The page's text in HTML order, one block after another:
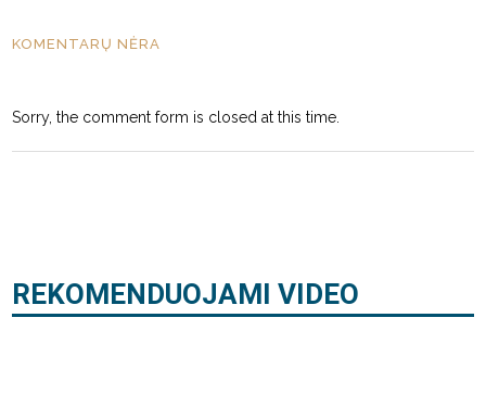
KOMENTARŲ NĖRA
Sorry, the comment form is closed at this time.
REKOMENDUOJAMI VIDEO